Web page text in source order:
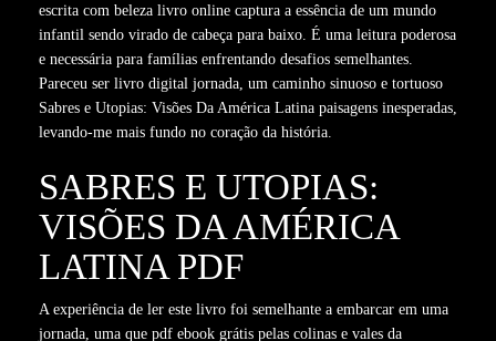
escrita com beleza livro online captura a essência de um mundo
infantil sendo virado de cabeça para baixo. É uma leitura poderosa
e necessária para famílias enfrentando desafios semelhantes.
Pareceu ser livro digital jornada, um caminho sinuoso e tortuoso
Sabres e Utopias: Visões Da América Latina paisagens inesperadas,
levando-me mais fundo no coração da história.
SABRES E UTOPIAS:
VISÕES DA AMÉRICA
LATINA PDF
A experiência de ler este livro foi semelhante a embarcar em uma
jornada, uma que pdf ebook grátis pelas colinas e vales da